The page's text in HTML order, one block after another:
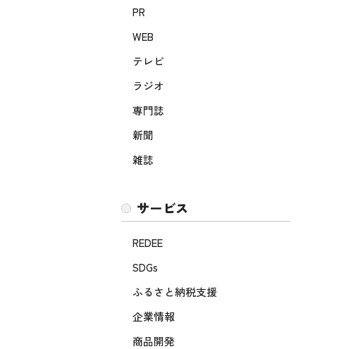
PR
WEB
テレビ
ラジオ
専門誌
新聞
雑誌
サービス
REDEE
SDGs
ふるさと納税支援
企業情報
商品開発